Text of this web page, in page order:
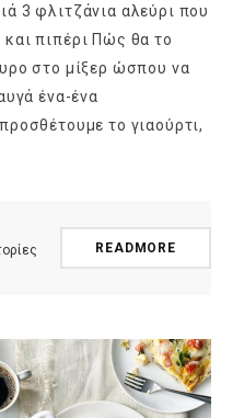
3 φλιτζάνια αλεύρι που
πιπέρι Πώς θα το
στο μίξερ ώσπου να
ένα-ένα
το γιαούρτι,
READMORE